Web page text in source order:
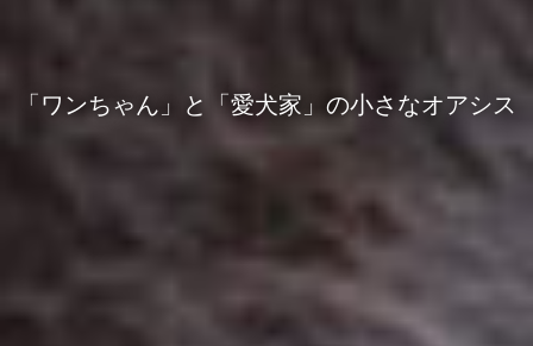
「ワンちゃん」と「愛犬家」の小さなオアシス